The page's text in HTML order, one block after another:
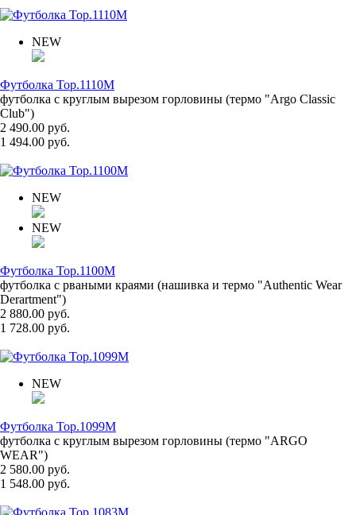
NEW
Футболка Top.1110M
футболка с круглым вырезом горловины (термо "Argo Classic
Club")
2 490.00 руб.
1 494.00 руб.
NEW
NEW
Футболка Top.1100M
футболка с рваными краями (нашивка и термо "Authentic Wear
Derartment")
2 880.00 руб.
1 728.00 руб.
NEW
Футболка Top.1099M
футболка с круглым вырезом горловины (термо "ARGO
WEAR")
2 580.00 руб.
1 548.00 руб.